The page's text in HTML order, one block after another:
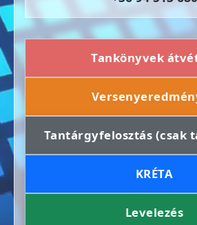
Tankönyvek
Tantárgyfelosztás (csak
KRÉTA
Levelezés